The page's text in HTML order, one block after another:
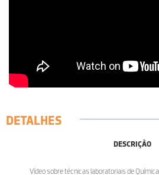
DETALHES
DESCRIÇÃO
Vídeo sobre técnicas laboratoriais de